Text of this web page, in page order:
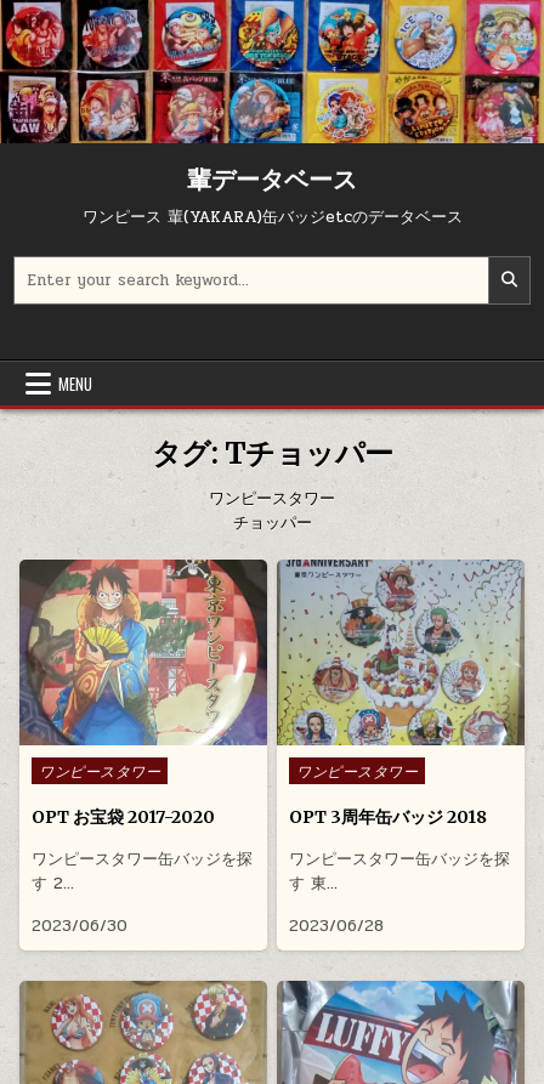
Skip to content
輩データベース
ワンピース 輩(YAKARA)缶バッジetcのデータベース
MENU
タグ: Tチョッパー
ワンピースタワー
チョッパー
Posted in
ワンピースタワー
OPT お宝袋 2017-2020
ワンピースタワー缶バッジを探
す 2…
2023/06/30
Posted in
ワンピースタワー
OPT 3周年缶バッジ 2018
ワンピースタワー缶バッジを探
す 東…
2023/06/28